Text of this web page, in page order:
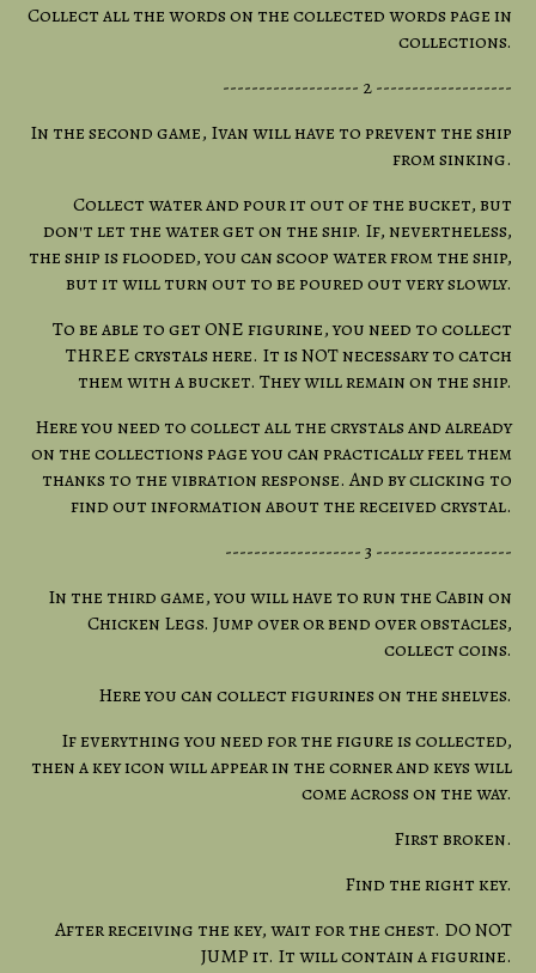
Collect all the words on the collected words page in
collections.
------------------- 2 -------------------
In the second game, Ivan will have to prevent the ship
from sinking.
Collect water and pour it out of the bucket, but
don't let the water get on the ship. If, nevertheless,
the ship is flooded, you can scoop water from the ship,
but it will turn out to be poured out very slowly.
To be able to get ONE figurine, you need to collect
THREE crystals here. It is NOT necessary to catch
them with a bucket. They will remain on the ship.
Here you need to collect all the crystals and already
on the collections page you can practically feel them
thanks to the vibration response. And by clicking to
find out information about the received crystal.
------------------- 3 -------------------
In the third game, you will have to run the Cabin on
Chicken Legs. Jump over or bend over obstacles,
collect coins.
Here you can collect figurines on the shelves.
If everything you need for the figure is collected,
then a key icon will appear in the corner and keys will
come across on the way.
First broken.
Find the right key.
After receiving the key, wait for the chest. DO NOT
JUMP it. It will contain a figurine.